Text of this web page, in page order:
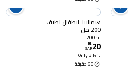
هيمالايا للاطفال لطيف
200 مل
200ml
20
.
95
SAR
Only 3 left
60 دقيقة